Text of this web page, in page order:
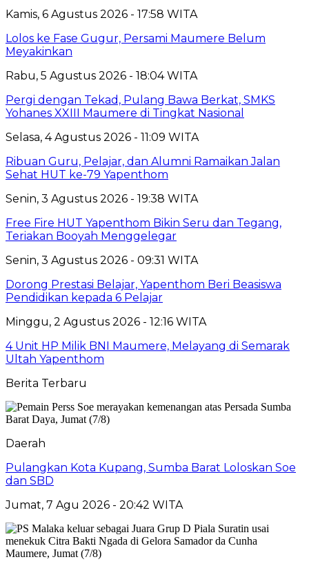
Kamis, 6 Agustus 2026 - 17:58 WITA
Lolos ke Fase Gugur, Persami Maumere Belum
Meyakinkan
Rabu, 5 Agustus 2026 - 18:04 WITA
Pergi dengan Tekad, Pulang Bawa Berkat, SMKS
Yohanes XXIII Maumere di Tingkat Nasional
Selasa, 4 Agustus 2026 - 11:09 WITA
Ribuan Guru, Pelajar, dan Alumni Ramaikan Jalan
Sehat HUT ke-79 Yapenthom
Senin, 3 Agustus 2026 - 19:38 WITA
Free Fire HUT Yapenthom Bikin Seru dan Tegang,
Teriakan Booyah Menggelegar
Senin, 3 Agustus 2026 - 09:31 WITA
Dorong Prestasi Belajar, Yapenthom Beri Beasiswa
Pendidikan kepada 6 Pelajar
Minggu, 2 Agustus 2026 - 12:16 WITA
4 Unit HP Milik BNI Maumere, Melayang di Semarak
Ultah Yapenthom
Berita Terbaru
Daerah
Pulangkan Kota Kupang, Sumba Barat Loloskan Soe
dan SBD
Jumat, 7 Agu 2026 - 20:42 WITA